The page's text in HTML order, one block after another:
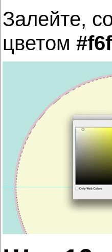
Залейте,
цветом